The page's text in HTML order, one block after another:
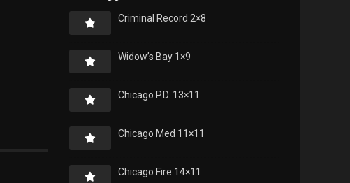
Criminal Record 2×8
Widow’s Bay 1×9
Chicago P.D. 13×11
Chicago Med 11×11
Chicago Fire 14×11